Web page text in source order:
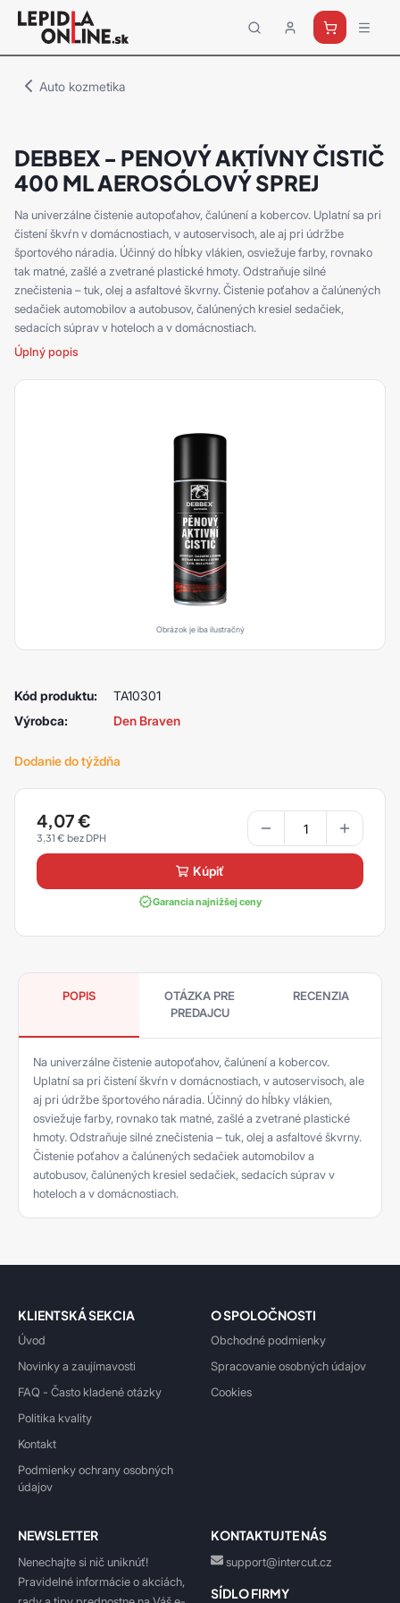
Priemyselné
lepidlá
Auto kozmetika
DEBBEX - PENOVÝ AKTÍVNY ČISTIČ
400 ML AEROSÓLOVÝ SPREJ
Na univerzálne čistenie autopoťahov, čalúnení a kobercov. Uplatní sa pri
čistení škvŕn v domácnostiach, v autoservisoch, ale aj pri údržbe
športového náradia. Účinný do hĺbky vlákien, osviežuje farby, rovnako
tak matné, zašlé a zvetrané plastické hmoty. Odstraňuje silné
znečistenia – tuk, olej a asfaltové škvrny. Čistenie poťahov a čalúnených
sedačiek automobilov a autobusov, čalúnených kresiel sedačiek,
sedacích súprav v hoteloch a v domácnostiach.
Úplný popis
Obrázok je iba ilustračný
Kód produktu:
TA10301
Výrobca:
Den Braven
Dodanie do týždňa
4,07€
3,31 €
kúpiť
Garancia najnižšej ceny
POPIS
OTÁZKA PRE
PREDAJCU
RECENZIA
Na univerzálne čistenie autopoťahov, čalúnení a kobercov.
Uplatní sa pri čistení škvŕn v domácnostiach, v autoservisoch, ale
aj pri údržbe športového náradia. Účinný do hĺbky vlákien,
osviežuje farby, rovnako tak matné, zašlé a zvetrané plastické
hmoty. Odstraňuje silné znečistenia – tuk, olej a asfaltové škvrny.
Čistenie poťahov a čalúnených sedačiek automobilov a
autobusov, čalúnených kresiel sedačiek, sedacích súprav v
hoteloch a v domácnostiach.
KLIENTSKÁ SEKCIA
Úvod
Novinky a zaujímavosti
FAQ - Často kladené otázky
Politika kvality
Kontakt
Podmienky ochrany osobných
údajov
O SPOLOČNOSTI
Obchodné podmienky
Spracovanie osobných údajov
Cookies
NEWSLETTER
Nenechajte si nič uniknúť!
Pravidelné informácie o akciách,
KONTAKTUJTE NÁS
support@intercut.cz
SÍDLO FIRMY